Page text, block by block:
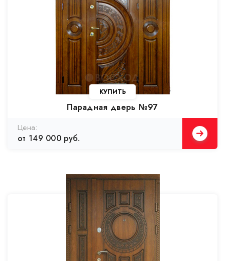
Парадная дверь №97
от 149 000 руб.